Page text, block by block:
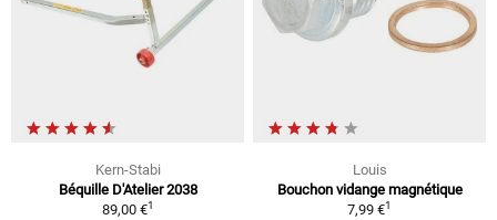
Kern-Stabi
Béquille D'Atelier 2038
89,00 €1
Louis
Bouchon vidange magnétique
7,99 €1